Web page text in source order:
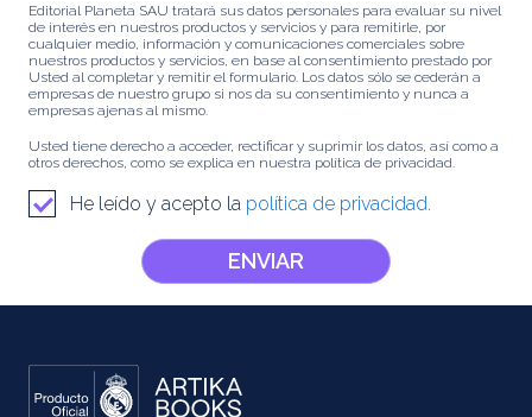
Editorial Planeta SAU tratará sus datos personales para evaluar su nivel
de interés en nuestros productos y servicios y para remitirle, por
cualquier medio, información y comunicaciones comerciales sobre
nuestros productos y servicios, en base al consentimiento prestado por
Usted al completar y remitir el formulario. Los datos sólo se cederán a
empresas de nuestro grupo si nos da su consentimiento y nunca a
empresas ajenas al mismo.
Usted tiene derecho a acceder, rectificar y suprimir los datos, así como a
otros derechos, como se explica en nuestra política de privacidad.
He leído y acepto la política de privacidad.
ENVIAR